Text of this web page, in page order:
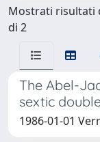
Mostrati risultati
di 2
The Abel-
sextic
1986-01-01